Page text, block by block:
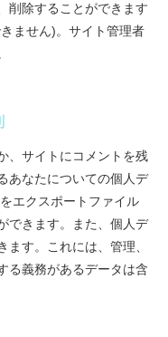
削除することができます
ません)。サイト管理者
、サイトにコメントを残
あなたについての個人デ
エクスポートファイル
できます。また、個人デ
す。これには、管理、
る義務があるデータは含